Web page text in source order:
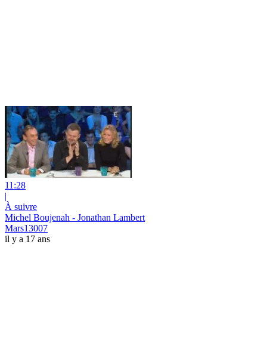
11:28
|
À suivre
Michel Boujenah - Jonathan Lambert
Mars13007
il y a 17 ans